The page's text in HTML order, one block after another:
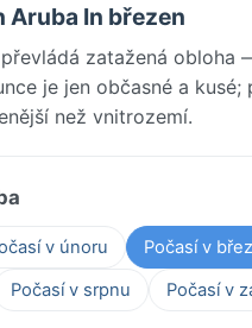
Aruba In březen
zatažená obloha
je jen občasné a
než vnitrozemí.
v únoru Počasí v
Počasí v srpnu Počasí v